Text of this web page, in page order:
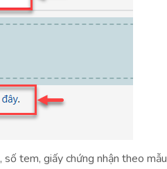
tem, giấy chứng nhận theo mẫu